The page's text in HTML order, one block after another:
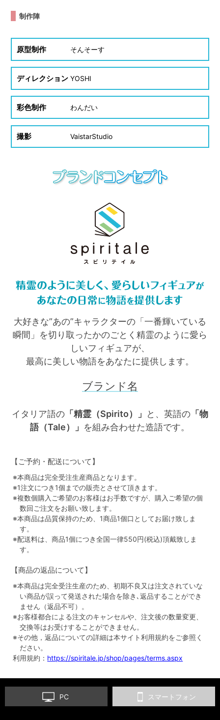
制作陣
原型制作 そんそーす
ディレクション YOSHI
彩色制作 わんだい
撮影 VaistarStudio
大好きな”あの”キャラクターの「一番輝いている
瞬間」を切り取ったかのごとく精霊のように愛ら
しいフィギュアが、
最高に美しい物語をあなたに提供します。
ブランド名
イタリア語の「精霊（Spirito）」 と、英語の「物
語（Tale）」 を組み合わせた造語です。
【ご予約・配送について】
※本商品は完全受注生産商品となります。
※1注文につき1個までの販売とさせて頂きます。
※複数個購入ご希望のお客様はお手数ですが、購入ご希望の個
数回ご注文をお願い致します。
※本商品は品質保持のため、1商品1個口としてお届け致しま
す。
※配送料は、商品1個につき全国一律550円(税込)頂戴致しま
す。
【商品の返品について】
※本商品は完全受注生産のため、初期不良又は注文されていな
い商品が誤って発送された場合を除き､返品することができ
ません（返品不可）。
※お客様都合による注文のキャンセルや、注文後の数量変更、
交換等はお受けすることができません。
※その他，返品についての詳細は本サイト利用規約をご参照く
ださい。
利用規約： https://spiritale.jp/shop/pages/terms.aspx
PC スマートフォン